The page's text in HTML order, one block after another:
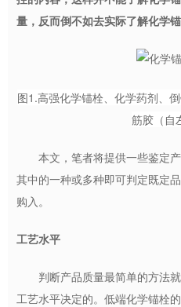
量，反而倒不如去实际了解化学
图1.高强化学锚栓、化学药剂、
筋胶（自
本文，笔者将提供一些鉴定
其中的一种或多种即可判定既定
购入。
工艺水平
判断产品质量最简单的方法
工艺水平决定的。低端化学锚栓